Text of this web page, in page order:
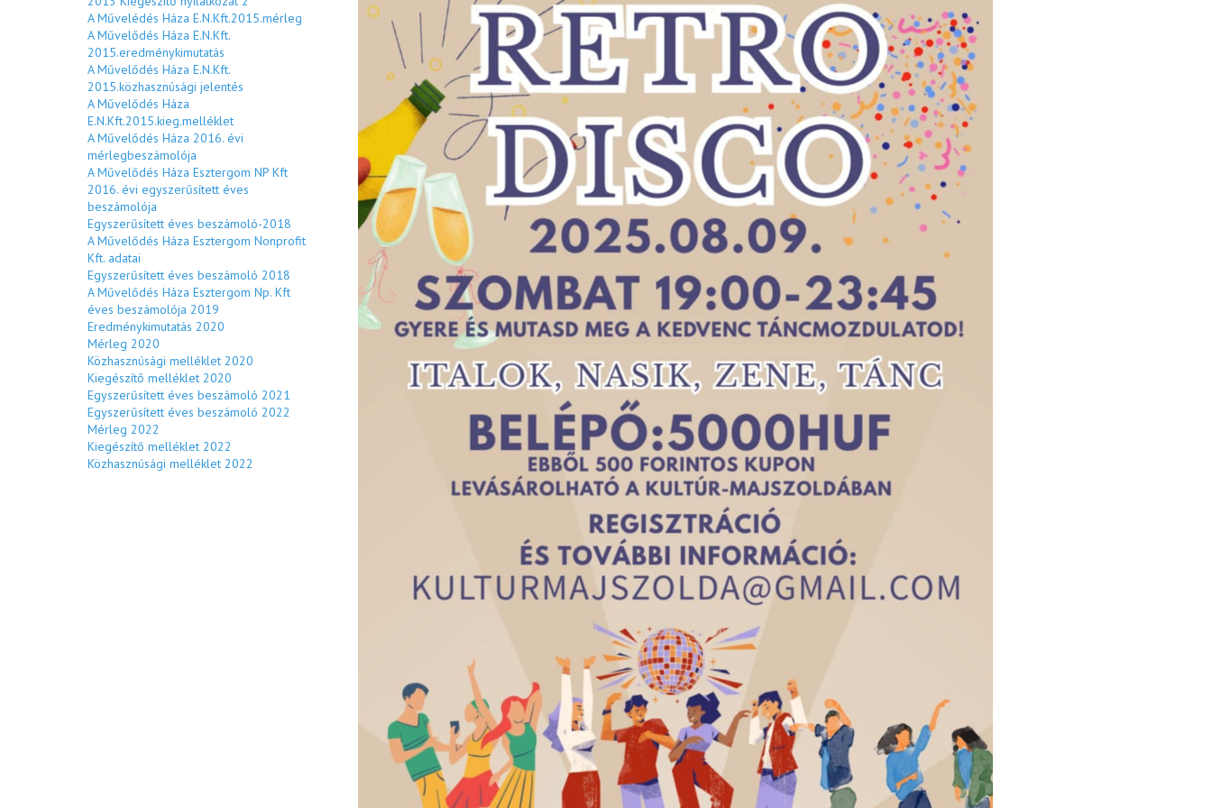
A Művelédés Háza E.N.Kft.2015.mérleg
A Művelődés Háza E.N.Kft.
2015.eredménykimutatás
A Művelődés Háza E.N.Kft.
2015.közhasznúsági jelentés
A Művelődés Háza
E.N.Kft.2015.kieg.melléklet
A Művelődés Háza 2016. évi
mérlegbeszámolója
A Művelődés Háza Esztergom NP Kft
2016. évi egyszerűsített éves
beszámolója
Egyszerűsített éves beszámoló-2018
A Művelődés Háza Esztergom Nonprofit
Kft. adatai
Egyszerűsített éves beszámoló 2018
A Művelődés Háza Esztergom Np. Kft
éves beszámolója 2019
Eredménykimutatás 2020
Mérleg 2020
Közhasznúsági melléklet 2020
Kiegészítő melléklet 2020
Egyszerűsített éves beszámoló 2021
Egyszerűsített éves beszámoló 2022
Mérleg 2022
Kiegészítő melléklet 2022
Közhasznúsági melléklet 2022